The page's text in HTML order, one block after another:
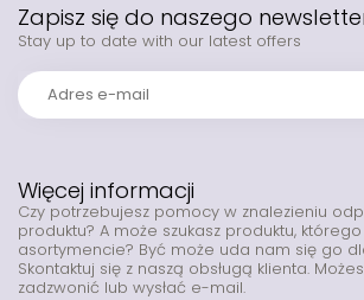
Więcej informacji
Czy potrzebujesz pomocy w znalezieniu
produktu? A może szukasz produktu,
asortymencie? Być może uda nam się go
Skontaktuj się z naszą obsługą klienta.
zadzwonić lub wysłać e-mail.
Zapisz się do naszego
Stay up to date with our latest offers